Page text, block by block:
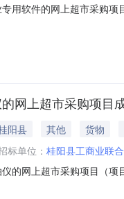
用软件的网上超市采购
阳县报价起止时间:-二
网上超市采购项目
阳县 其他
货物
标单位： 桂阳县工商业联
的网上超市采购项目（